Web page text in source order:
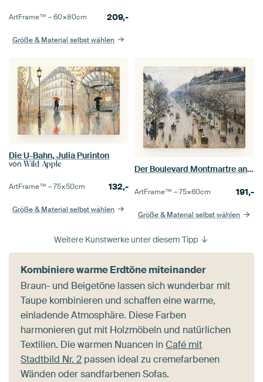
ArtFrame™ –60×80cm 209,-
Größe & Material selbst wählen
Die U-Bahn, Julia Purinton
von Wild Apple
ArtFrame™ –75×50cm 132,-
Größe & Material selbst wählen
Der Boulevard Montmartre an einem Wintermorgen, Camille Pissarro
ArtFrame™ –75×60cm 191,-
Größe & Material selbst wählen
Weitere Kunstwerke unter diesem Tipp
Kombiniere warme Erdtöne miteinander
Braun- und Beigetöne lassen sich wunderbar mit
Taupe kombinieren und schaffen eine warme,
einladende Atmosphäre. Diese Farben
harmonieren gut mit Holzmöbeln und natürlichen
Textilien. Die warmen Nuancen inCafé mit
Stadtbild Nr. 2 passen ideal zu cremefarbenen
Wänden oder sandfarbenen Sofas.